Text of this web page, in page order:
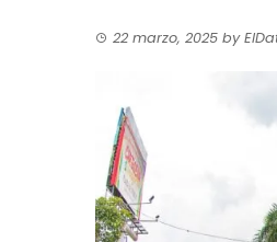
22 marzo, 2025 by